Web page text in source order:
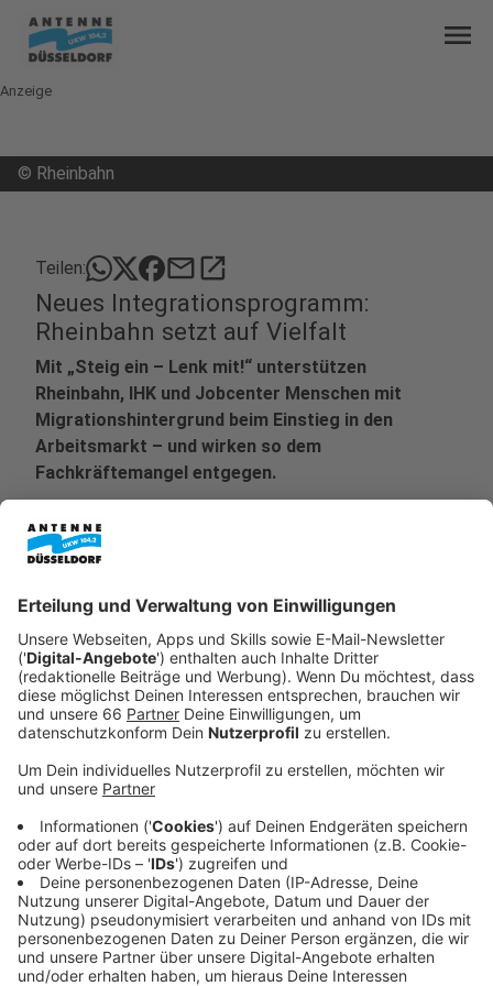
menu
Anzeige
© Rheinbahn
Teilen: mailopen_in_new
Neues Integrationsprogramm:
Rheinbahn setzt auf Vielfalt
Mit „Steig ein – Lenk mit!“ unterstützen
Rheinbahn, IHK und Jobcenter Menschen mit
Migrationshintergrund beim Einstieg in den
Arbeitsmarkt – und wirken so dem
Fachkräftemangel entgegen.
„Steig ein – Lenk mit!“: Integration in den
Arbeitsmarkt
Anzeige
Die Rheinbahn hat gemeinsam mit der IHK und dem
Jobcenter Düsseldorf das Integrationsprogramm
„Steig ein – Lenk mit!“ gestartet. Ziel ist es,
Menschen mit Migrationshintergrund beim Einstieg in
den Job zu unterstützen. Neben der Ausbildung steht
auch das Erlernen der deutschen Sprache im Fokus,
betont Ingo Zielonkowsky vom Jobcenter in